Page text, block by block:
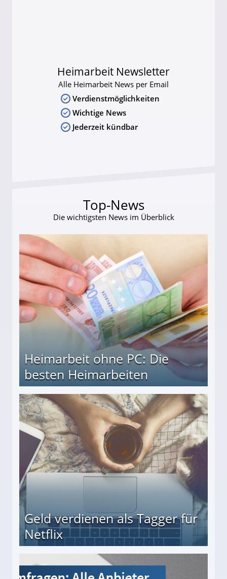
Heimarbeit Newsletter
Alle Heimarbeit News per Email
Verdienstmöglichkeiten
Wichtige News
Jederzeit kündbar
Top-News
Die wichtigsten News im Überblick
Heimarbeit ohne PC: Die
besten Heimarbeiten
Geld verdienen als Tagger für
Netflix